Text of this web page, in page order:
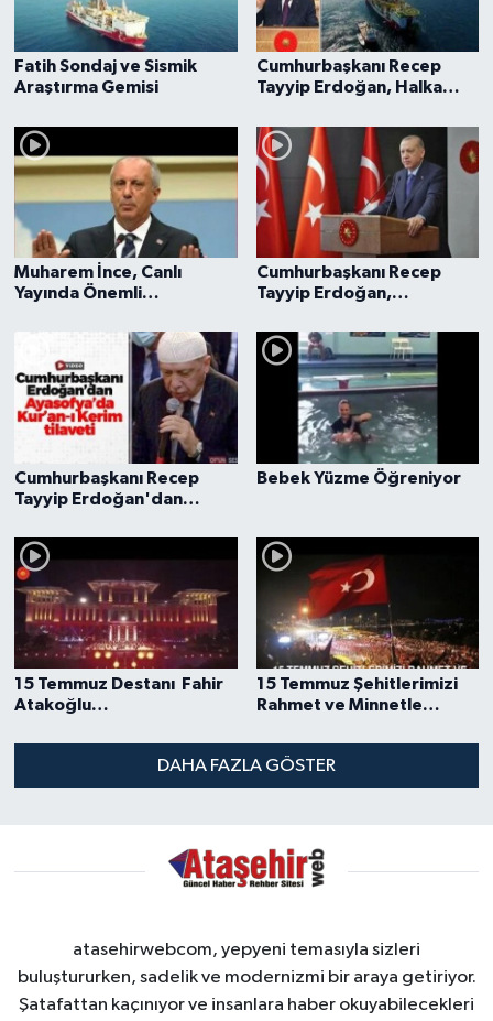
Fatih Sondaj ve Sismik
Araştırma Gemisi
Cumhurbaşkanı Recep
Tayyip Erdoğan, Halka
Müjdesini verdi
Muharem İnce, Canlı
Yayında Önemli
Ağustos 2020
Cumhurbaşkanı Recep
Tayyip Erdoğan,
Kabinesi toplantısı sonrası
açıklamalarda bulunuyor
Cumhurbaşkanı Recep
Tayyip Erdoğan'dan
Serifi'nde Kur'an-ı Kerim
tilaveti
Bebek Yüzme Öğreniyor
15 Temmuz Destanı ‬ ‪Fahir
Atakoğlu
Orkestrası
15 Temmuz Şehitlerimizi
Rahmet ve Minnetle
DAHA FAZLA GÖSTER
atasehirwebcom, yepyeni temasıyla sizleri
buluştururken, sadelik ve modernizmi bir araya getiriyor.
Şatafattan kaçınıyor ve insanlara haber okuyabilecekleri